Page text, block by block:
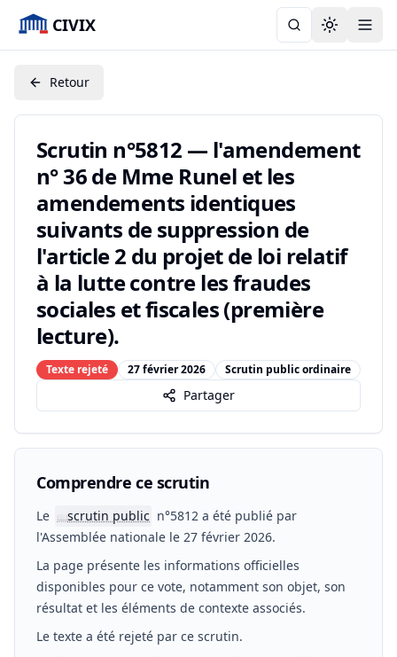
CIVIX Toggle
Retour
Scrutin n°5812 — l'amendement
n° 36 de Mme Runel et les
amendements identiques
suivants de suppression de
l'article 2 du projet de loi relatif
à la lutte contre les fraudes
sociales et fiscales (première
lecture).
Texte rejeté 27 février 2026 Scrutin public ordinaire
Partager
Comprendre ce scrutin
Le 📖scrutin public n°5812 a été publié par
l'Assemblée nationale le 27 février 2026.
La page présente les informations officielles
disponibles pour ce vote, notamment son objet, son
résultat et les éléments de contexte associés.
Le texte a été rejeté par ce scrutin.